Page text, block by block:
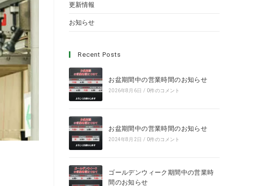
更新情報
お知らせ
Recent Posts
お盆期間中の営業時間のお知らせ
2026年8月6日 / 0件のコメント
お盆期間中の営業時間のお知らせ
2024年8月2日 / 0件のコメント
ゴールデンウィーク期間中の営業時
間のお知らせ